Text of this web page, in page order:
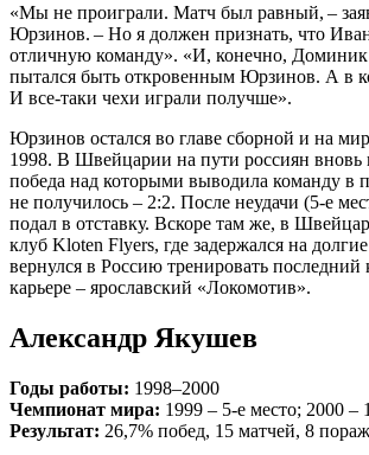
«Мы не проиграли. Матч был равный, –
Юрзинов. – Но я должен признать, что
отличную команду». «И, конечно,
пытался быть откровенным Юрзинов. А в
И все-таки чехи играли получше».
Юрзинов остался во главе сборной и на
1998. В Швейцарии на пути россиян вновь
победа над которыми выводила команду в
не получилось – 2:2. После неудачи (5‑е
подал в отставку. Вскоре там же, в
клуб Kloten Flyers, где задержался на
вернулся в Россию тренировать последний
карьере – ярославский «Локомотив».
Александр Якушев
Годы работы: 1998–2000
Чемпионат мира: 1999 – 5-е место; 2000 –
Результат: 26,7% побед, 15 матчей, 8